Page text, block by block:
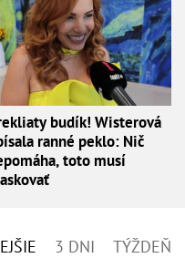
budík! Wisterová
ranné peklo: Nič
toto musí
3 DNI TÝŽDEŇ